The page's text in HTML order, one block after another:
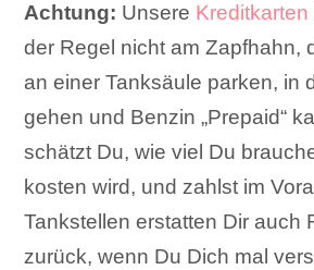
Achtung: Unsere Kreditkarten
der Regel nicht am Zapfhahn,
an einer Tanksäule parken, in
gehen und Benzin „Prepaid“
schätzt Du, wie viel Du
kosten wird, und zahlst im
Tankstellen erstatten Dir auch
zurück, wenn Du Dich mal